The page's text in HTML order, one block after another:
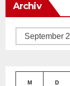
Archiv
Archiv
M D